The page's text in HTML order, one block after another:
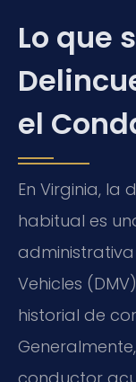
Lo que
el
En Virginia, la
habitual es
Vehicles
historial de